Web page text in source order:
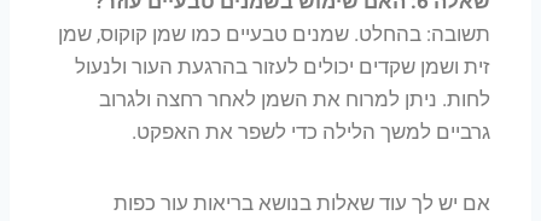
תשובה: בהחלט. שמנים טבעיים כמו שמן קוקוס, שמן
זית ושמן שקדים יכולים לעזור בהרגעת העור ולנעול
לחות. ניתן למרוח את השמן לאחר רחצה ולגרוב
גרביים למשך הלילה כדי לשפר את האפקט.
אם יש לך עוד שאלות בנושא בריאות עור כפות